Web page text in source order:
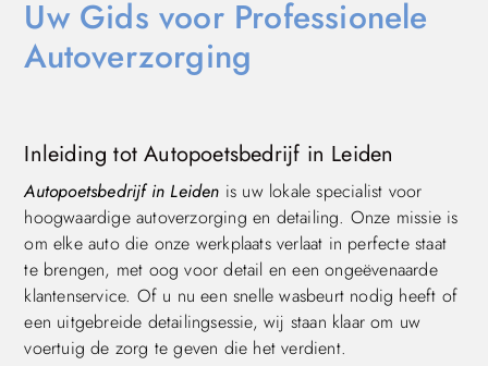
Uw Gids voor Professionele
Autoverzorging
Inleiding tot Autopoetsbedrijf in Leiden
Autopoetsbedrijf in Leiden is uw lokale specialist voor
hoogwaardige autoverzorging en detailing. Onze missie is
om elke auto die onze werkplaats verlaat in perfecte staat
te brengen, met oog voor detail en een ongeëvenaarde
klantenservice. Of u nu een snelle wasbeurt nodig heeft of
een uitgebreide detailingsessie, wij staan klaar om uw
voertuig de zorg te geven die het verdient.